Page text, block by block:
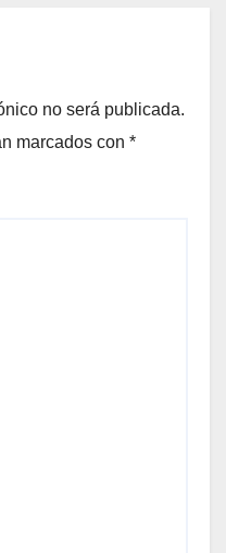
no será publicada.
marcados con *